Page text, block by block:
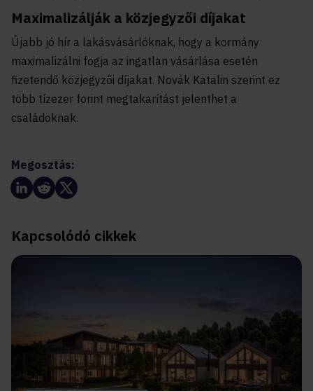
Maximalizálják a közjegyzői díjakat
Újabb jó hír a lakásvásárlóknak, hogy a kormány
maximalizálni fogja az ingatlan vásárlása esetén
fizetendő közjegyzői díjakat. Novák Katalin szerint ez
több tízezer forint megtakarítást jelenthet a
családoknak.
Megosztás:
Kapcsolódó cikkek